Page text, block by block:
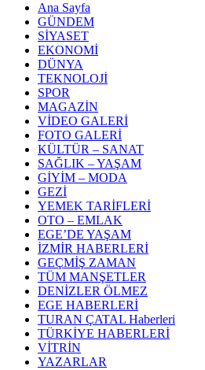
Ana Sayfa
GÜNDEM
SİYASET
EKONOMİ
DÜNYA
TEKNOLOJİ
SPOR
MAGAZİN
VİDEO GALERİ
FOTO GALERİ
KÜLTÜR – SANAT
SAĞLIK – YAŞAM
GİYİM – MODA
GEZİ
YEMEK TARİFLERİ
OTO – EMLAK
EGE’DE YAŞAM
İZMİR HABERLERİ
GEÇMİŞ ZAMAN
TÜM MANŞETLER
DENİZLER ÖLMEZ
EGE HABERLERİ
TURAN ÇATAL Haberleri
TÜRKİYE HABERLERİ
VİTRİN
YAZARLAR